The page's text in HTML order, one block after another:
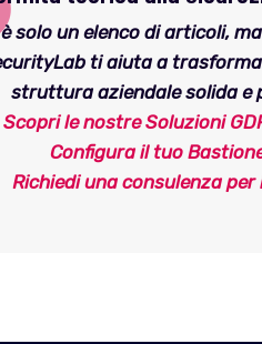
è solo un elenco di articoli,
ti aiuta a
struttura aziendale solida e
Scopri le nostre Soluzioni
Configura il tuo
Richiedi una consulenza per